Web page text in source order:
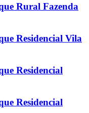
Rural Fazenda
Residencial Vila
Residencial
Residencial